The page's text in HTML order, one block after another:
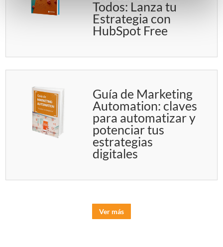
Todos: Lanza tu
Estrategia con
HubSpot Free
Guía de Marketing
Automation: claves
para automatizar y
potenciar tus
estrategias
digitales
Ver más